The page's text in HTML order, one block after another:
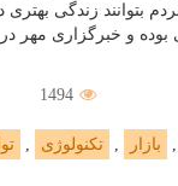
بتوانند زندگی بهتری
و خبرگزاری مهر
1494
, بازار , تكنولوژی ,